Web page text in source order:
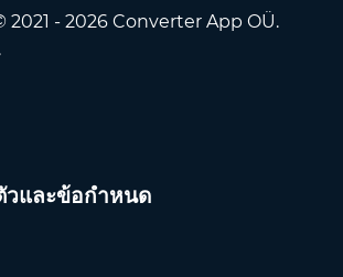
- 2026 Converter App OÜ.
วและข้อกำหนด